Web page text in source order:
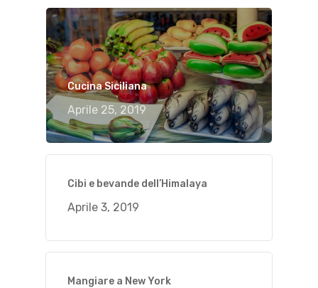
Cucina Siciliana
Aprile 25, 2019
Cibi e bevande dell’Himalaya
Aprile 3, 2019
Mangiare a New York